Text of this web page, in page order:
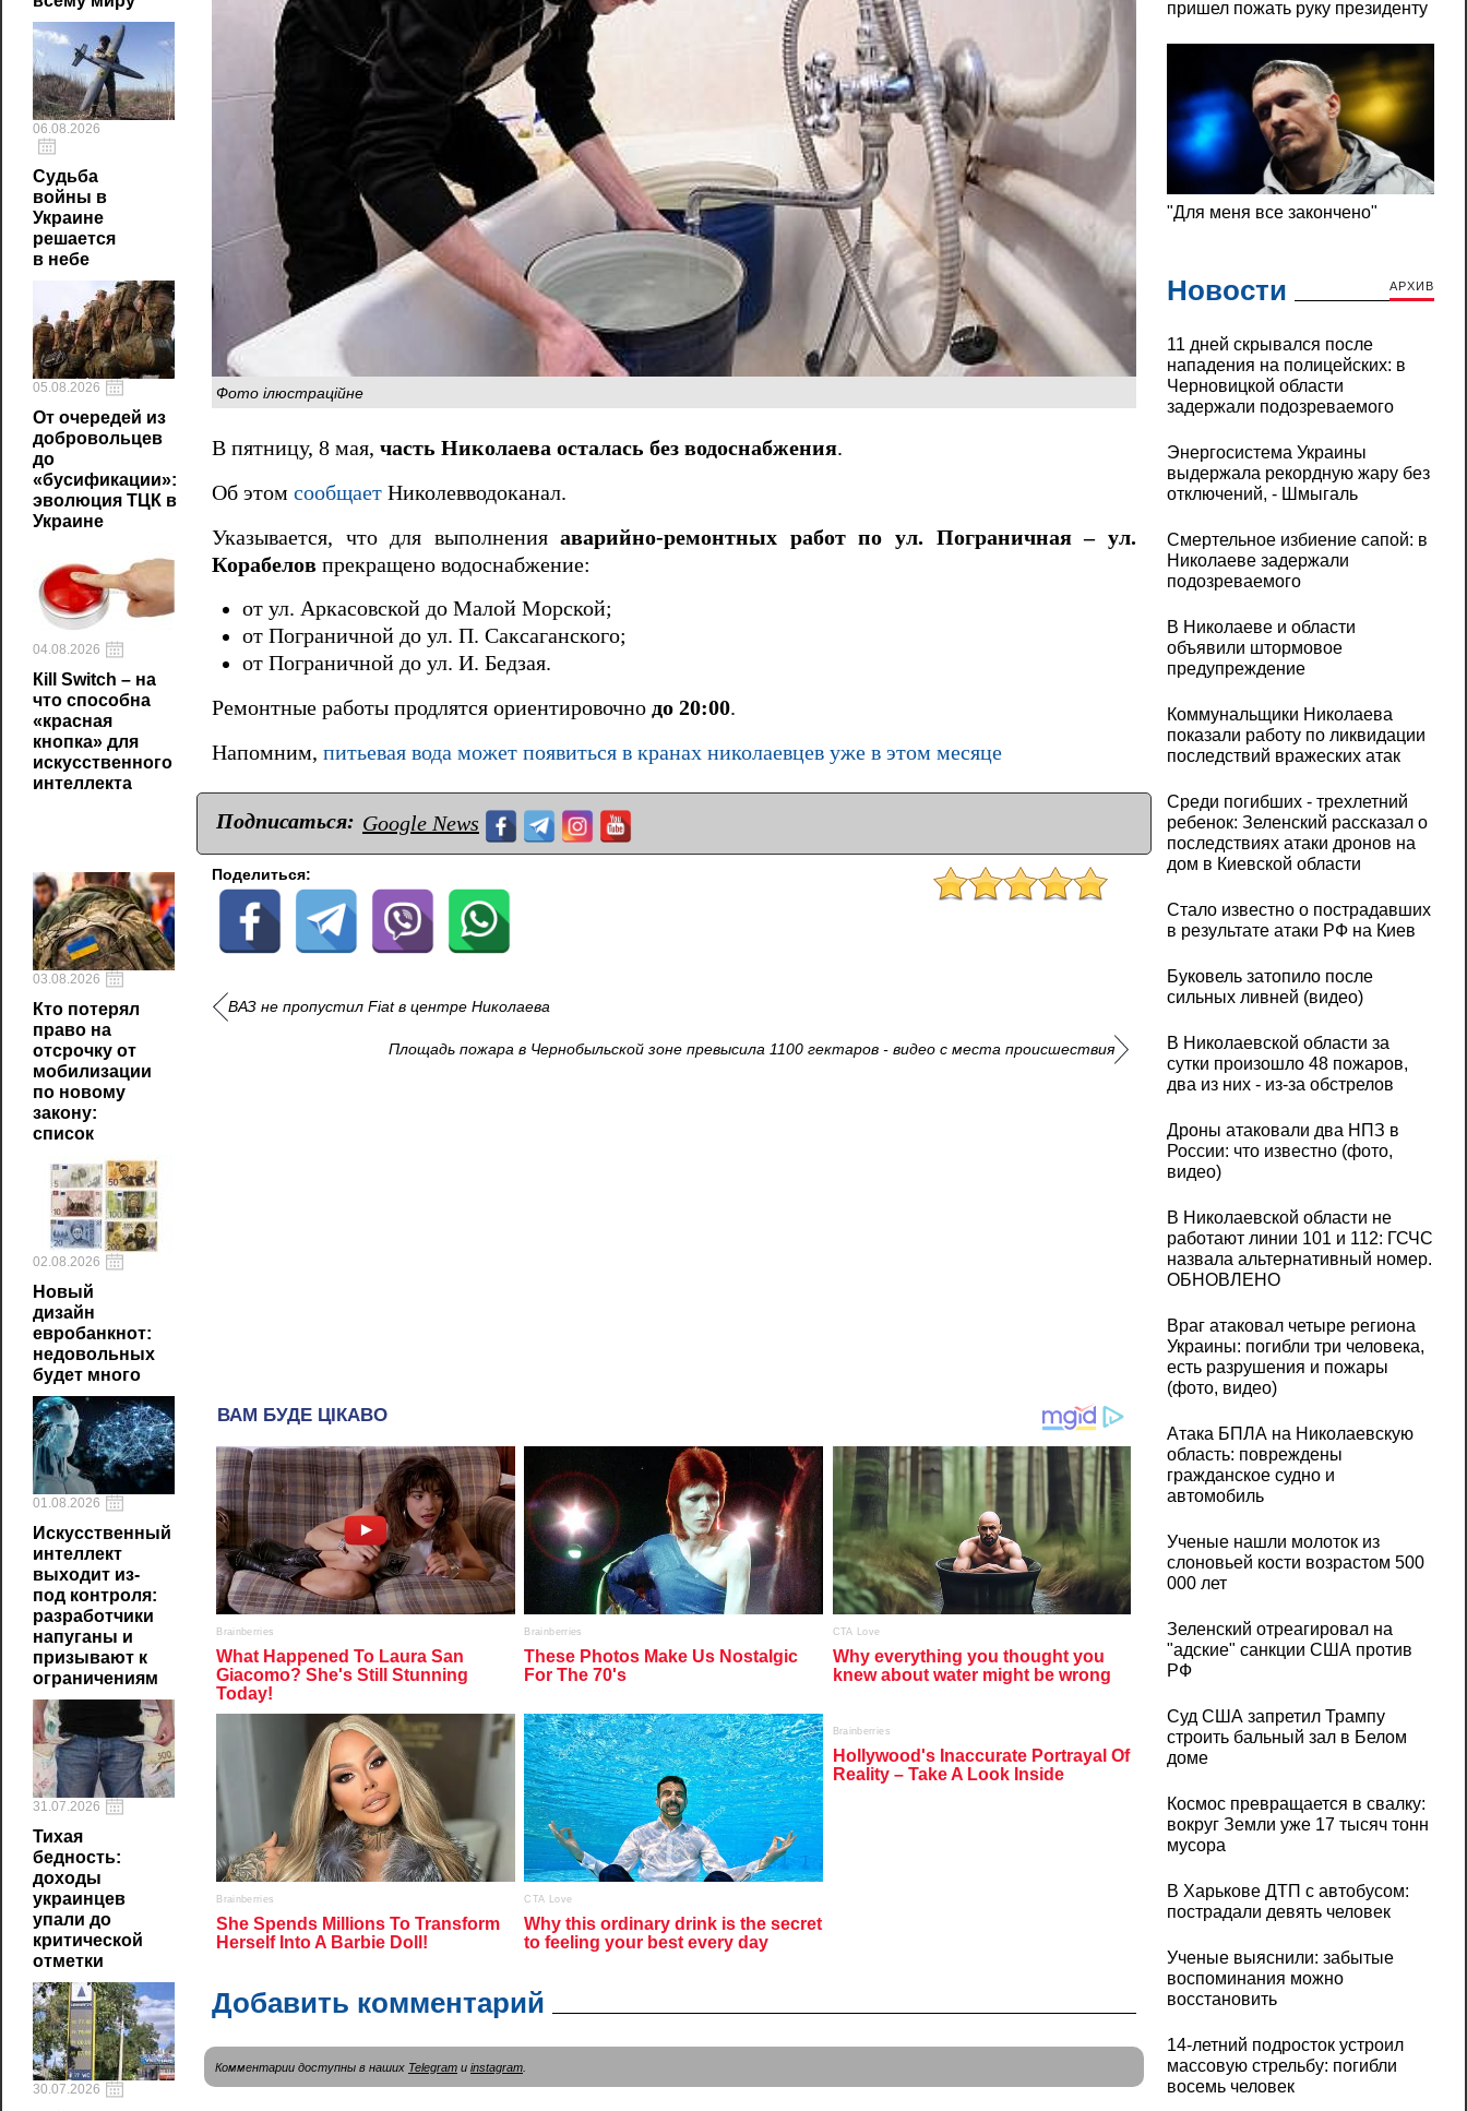
06.08.2026
Судьба
войны в
Украине
решается
в небе
05.08.2026
От очередей из
добровольцев
до
«бусификации»:
эволюция ТЦК в
Украине
04.08.2026
Кill Switch – на
что способна
«красная
кнопка» для
искусственного
интеллекта
03.08.2026
Кто потерял
право на
отсрочку от
мобилизации
по новому
закону:
список
02.08.2026
Новый
дизайн
евробанкнот:
недовольных
будет много
01.08.2026
Искусственный
интеллект
выходит из-
под контроля:
разработчики
напуганы и
призывают к
ограничениям
31.07.2026
Тихая
бедность:
доходы
украинцев
упали до
критической
отметки
30.07.2026
Фото ілюстраційне
В пятницу, 8 мая, часть Николаева осталась без водоснабжения.
Об этом сообщает Николевводоканал.
Указывается, что для выполненияаварийно-ремонтных работ по ул. Пограничная – ул.
Корабелов прекращено водоснабжение:
от ул. Аркасовской до Малой Морской;
от Пограничной до ул. П. Саксаганского;
от Пограничной до ул. И. Бедзая.
Ремонтные работы продлятся ориентировочно до 20:00.
Напомним, питьевая вода может появиться в кранах николаевцев уже в этом месяце
Подписаться: Google News
Поделиться:
ВАЗ не пропустил Fiat в центре Николаева
Площадь пожара в Чернобыльской зоне превысила 1100 гектаров - видео с места происшествия
Добавить комментарий
Комментарии доступны в наших Telegram и instagram
Новости АРХИВ
11 дней скрывался после
нападения на полицейских: в
Черновицкой области
задержали подозреваемого
Энергосистема Украины
выдержала рекордную жару без
отключений, - Шмыгаль
Смертельное избиение сапой: в
Николаеве задержали
подозреваемого
В Николаеве и области
объявили штормовое
предупреждение
Коммунальщики Николаева
показали работу по ликвидации
последствий вражеских атак
Среди погибших - трехлетний
ребенок: Зеленский рассказал о
последствиях атаки дронов на
дом в Киевской области
Стало известно о пострадавших
в результате атаки РФ на Киев
Буковель затопило после
сильных ливней (видео)
В Николаевской области за
сутки произошло 48 пожаров,
два из них - из-за обстрелов
Дроны атаковали два НПЗ в
России: что известно (фото,
видео)
В Николаевской области не
работают линии 101 и 112: ГСЧС
назвала альтернативный номер.
ОБНОВЛЕНО
Враг атаковал четыре региона
Украины: погибли три человека,
есть разрушения и пожары
(фото, видео)
Атака БПЛА на Николаевскую
область: повреждены
гражданское судно и
автомобиль
Ученые нашли молоток из
слоновьей кости возрастом 500
000 лет
Зеленский отреагировал на
"адские" санкции США против
РФ
Суд США запретил Трампу
строить бальный зал в Белом
доме
Космос превращается в свалку:
вокруг Земли уже 17 тысяч тонн
мусора
В Харькове ДТП с автобусом:
пострадали девять человек
Ученые выяснили: забытые
воспоминания можно
восстановить
14-летний подросток устроил
массовую стрельбу: погибли
восемь человек